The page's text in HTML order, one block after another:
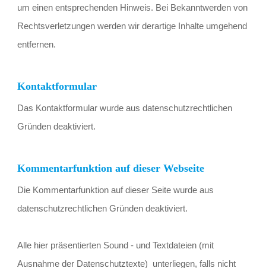
um einen entsprechenden Hinweis. Bei Bekanntwerden von
Rechtsverletzungen werden wir derartige Inhalte umgehend
entfernen.
Kontaktformular
Das Kontaktformular wurde aus datenschutzrechtlichen
Gründen deaktiviert.
Kommentarfunktion auf dieser Webseite
Die Kommentarfunktion auf dieser Seite wurde aus
datenschutzrechtlichen Gründen deaktiviert.
Alle hier präsentierten Sound - und Textdateien (mit
Ausnahme der Datenschutztexte)  unterliegen, falls nicht